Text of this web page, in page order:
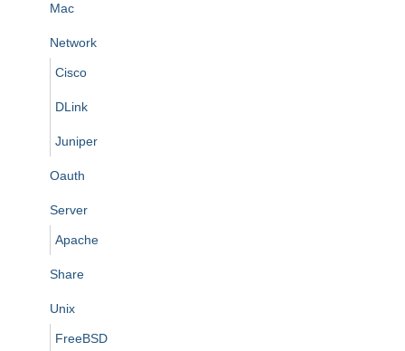
Mac
Network
Cisco
DLink
Juniper
Oauth
Server
Apache
Share
Unix
FreeBSD